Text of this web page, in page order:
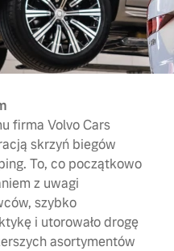
firma Volvo Cars
skrzyń biegów
To, co początkowo
z uwagi
szybko
i utorowało drogę
asortymentów